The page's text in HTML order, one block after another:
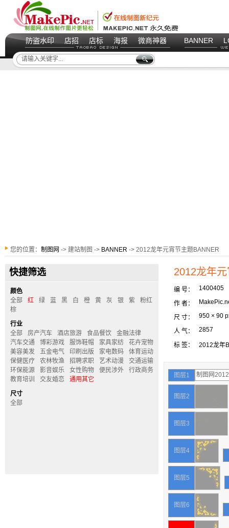
防盗水印 店招 店标 海报 微商神器 BANNER
您的位置： 制图网 -> 建站制图 -> BANNER -> 2012龙年元宵节主题BANNER
快捷筛选
颜色
全部
红 绿 蓝 黑 白 橙 黄 灰 银 紫
粉红
棕
行业
全部
房产汽车 酒店旅游 食品餐饮
金融法律
汽车交通
博彩游戏 服饰鞋帽 家具家纺
花卉宠物
美容美发
五金电气 印刷出版 家电数码
体育运动
保健医疗
农林牧渔 招聘求职 艺术动漫
交通运输
环保能源
影音娱乐 女性购物 便民涉外
行政商务
教育培训
交友婚恋
通用其它
尺寸
全部
2012龙年
编 号： 1400405
作 者：
尺 寸： 950 × 90
人 气： 2857
标 签： 2012龙年
图层1
图层2
图层3
图层4
图层5
图层6